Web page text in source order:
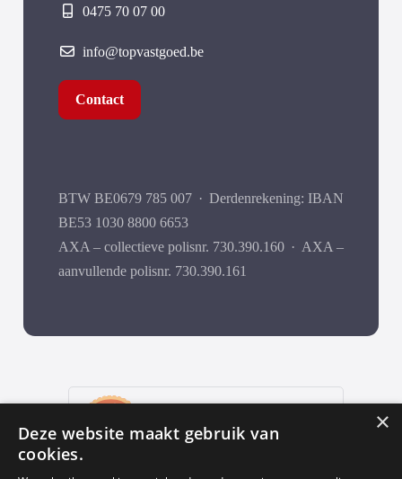
0475 70 07 00
info@topvastgoed.be
Contact
BTW BE0679 785 007 · Derdenrekening: IBAN
BE53 1030 8800 6653
AXA – collectieve polisnr. 730.390.160 · AXA –
aanvullende polisnr. 730.390.161
652 reviews 9 ×
Deze website maakt gebruik van
cookies.